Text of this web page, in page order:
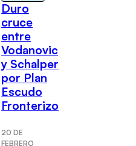
Duro
cruce
entre
Vodanovic
y Schalper
por Plan
Escudo
Fronterizo
20 DE
FEBRERO